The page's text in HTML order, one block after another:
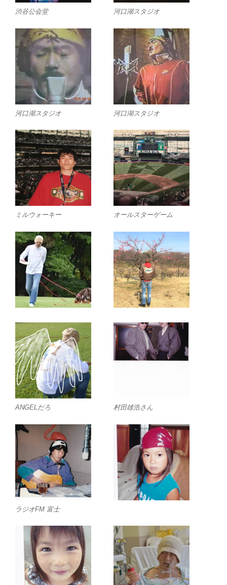
渋谷公会堂 河口湖スタジオ
河口湖スタジオ 河口湖スタジオ
ミルウォーキー オールスターゲーム
ANGELだろ 村田雄浩さん
ラジオFM 富士